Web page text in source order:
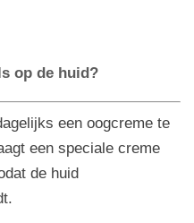
op de huid?
een oogcreme te
een speciale creme
de huid